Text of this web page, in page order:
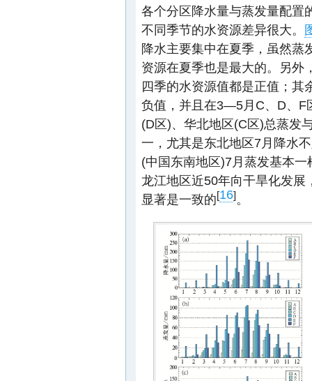
各个分区降水量与蒸发量配置
不同季节的水资源差异很大。
降水主要集中在夏季，虽然蒸
资源在夏季也是最大的。另外
四季的水资源值都是正值；其
负值，并且在3—5月C、D、F
(D区)、华北地区(C区)总蒸发
一，尤其是东北地区7月降水
(中国东南地区)7月蒸发基本
龙江地区近50年向干旱化发
显著是一致的[16]。